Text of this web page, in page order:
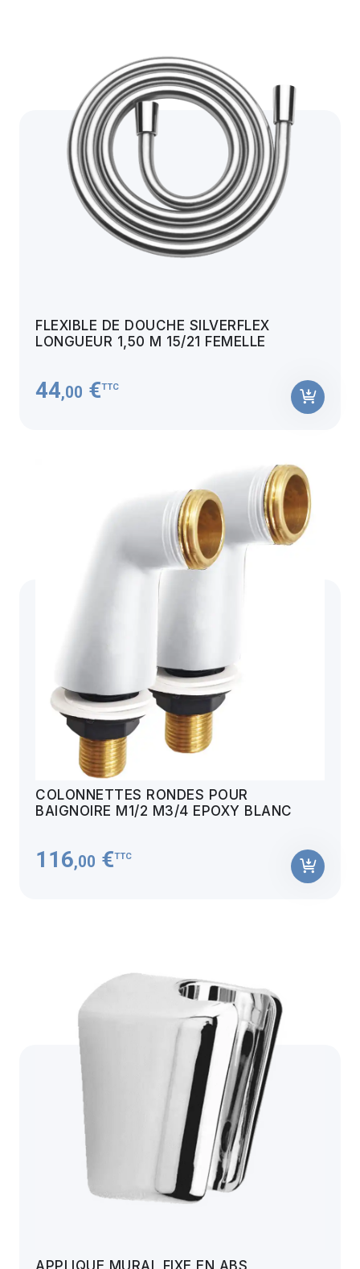
FLEXIBLE DE DOUCHE SILVERFLEX
LONGUEUR 1,50 M 15/21 FEMELLE
44,00 €TTC
COLONNETTES RONDES POUR
BAIGNOIRE M1/2 M3/4 EPOXY BLANC
116,00 €TTC
APPLIQUE MURAL FIXE EN ABS